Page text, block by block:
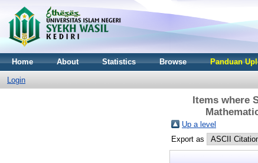
Home About Statistics Browse Panduan
Login
Items where
Up a level
Export as